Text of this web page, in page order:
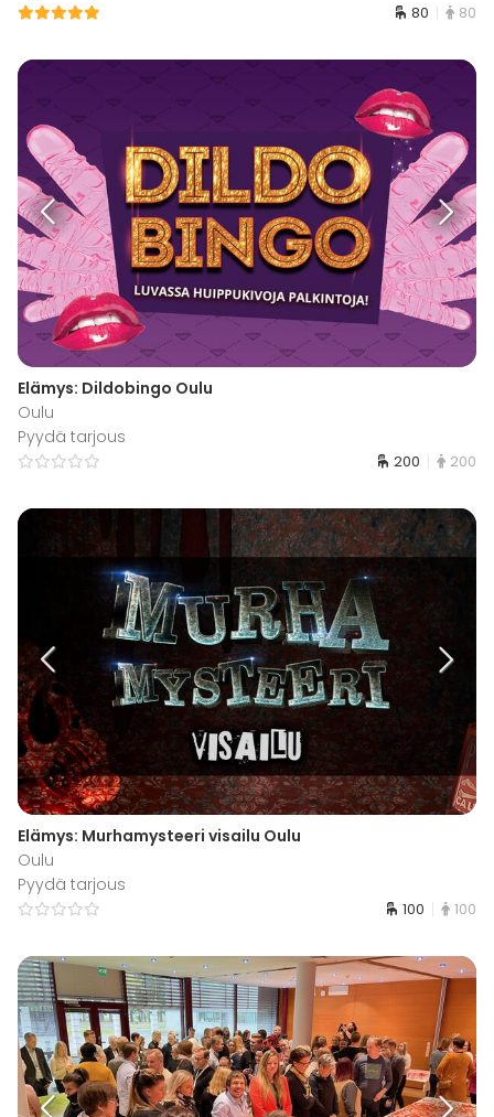
80 80
Elämys: Dildobingo Oulu
Oulu
Pyydä tarjous
200 200
Elämys: Murhamysteeri visailu Oulu
Oulu
Pyydä tarjous
100 100